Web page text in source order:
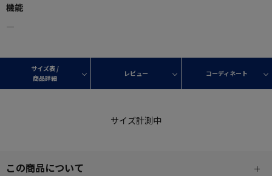
機能
―
サイズ表 /
商品詳細
レビュー コーディネート
サイズ計測中
この商品について